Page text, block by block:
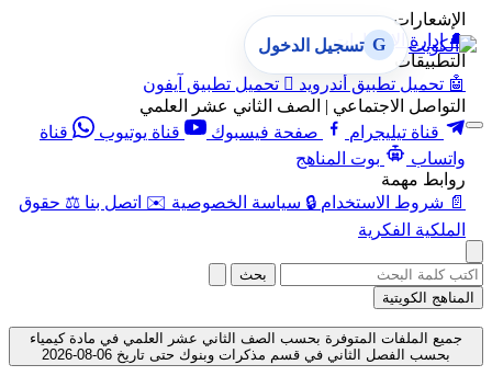
الإشعارات
🔔 إدارة الإشعارات
التطبيقات
🤖 تحميل تطبيق أندرويد  تحميل تطبيق آيفون
التواصل الاجتماعي | الصف الثاني عشر العلمي
قناة تيليجرام
صفحة فيسبوك قناة يوتيوب
قناة
واتساب
بوت المناهج
روابط مهمة
📄 شروط الاستخدام 🔒 سياسة الخصوصية ✉️ اتصل بنا ⚖️ حقوق
الملكية الفكرية
G تسجيل الدخول
بحث
المناهج الكويتية
جميع الملفات المتوفرة بحسب الصف الثاني عشر العلمي في مادة كيمياء
بحسب الفصل الثاني في قسم مذكرات وبنوك حتى تاريخ 06-08-2026